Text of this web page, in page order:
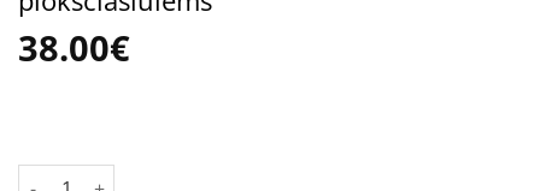
38.00€
produkto kiekis: Janome pėdelė su centriniu ribotuvu